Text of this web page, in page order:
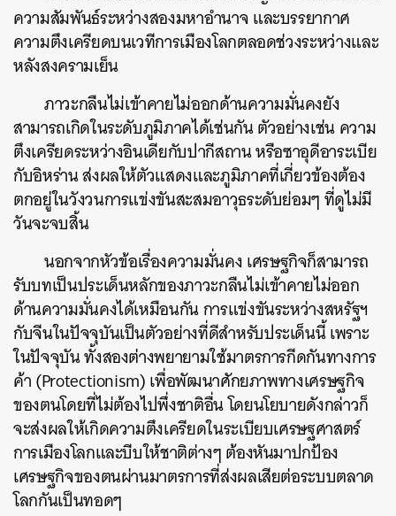
ความสัมพันธ์ระหว่างสองมหาอำนาจ และบรรยากาศ
ความตึงเครียดบนเวทีการเมืองโลกตลอดช่วงระหว่างและ
หลังสงครามเย็น
ภาวะกลืนไม่เข้าคายไม่ออกด้านความมั่นคงยัง
สามารถเกิดในระดับภูมิภาคได้เช่นกัน ตัวอย่างเช่น ความ
ตึงเครียดระหว่างอินเดียกับปากีสถาน หรือซาอุดีอาระเบีย
กับอิหร่าน ส่งผลให้ตัวแสดงและภูมิภาคที่เกี่ยวข้องต้อง
ตกอยู่ในวังวนการแข่งขันสะสมอาวุธระดับย่อมๆ ที่ดูไม่มี
วันจะจบสิ้น
นอกจากหัวข้อเรื่องความมั่นคง เศรษฐกิจก็สามารถ
รับบทเป็นประเด็นหลักของภาวะกลืนไม่เข้าคายไม่ออก
ด้านความมั่นคงได้เหมือนกัน การแข่งขันระหว่างสหรัฐฯ
กับจีนในปัจจุบันเป็นตัวอย่างที่ดีสำหรับประเด็นนี้ เพราะ
ในปัจจุบัน ทั้งสองต่างพยายามใช้มาตรการกีดกันทางการ
ค้า (Protectionism) เพื่อพัฒนาศักยภาพทางเศรษฐกิจ
ของตนโดยที่ไม่ต้องไปพึ่งชาติอื่น โดยนโยบายดังกล่าวก็
จะส่งผลให้เกิดความตึงเครียดในระเบียบเศรษฐศาสตร์
การเมืองโลกและบีบให้ชาติต่างๆ ต้องหันมาปกป้อง
เศรษฐกิจของตนผ่านมาตรการที่ส่งผลเสียต่อระบบตลาด
โลกกันเป็นทอดๆ